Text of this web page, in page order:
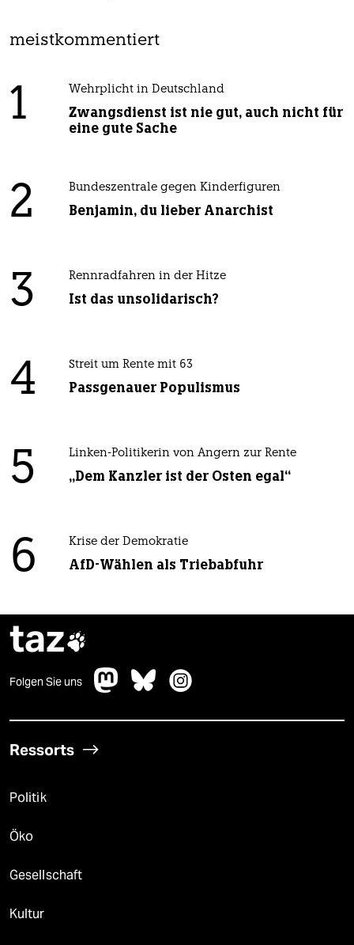
meistkommentiert
1 Wehrplicht in Deutschland
Zwangsdienst ist nie gut, auch nicht für
eine gute Sache
2 Bundeszentrale gegen Kinderfiguren
Benjamin, du lieber Anarchist
3 Rennradfahren in der Hitze
Ist das unsolidarisch?
4 Streit um Rente mit 63
Passgenauer Populismus
5 Linken-Politikerin von Angern zur Rente
„Dem Kanzler ist der Osten egal“
6 Krise der Demokratie
AfD-Wählen als Triebabfuhr
taz
Folgen Sie uns
Ressorts
Politik
Öko
Gesellschaft
Kultur